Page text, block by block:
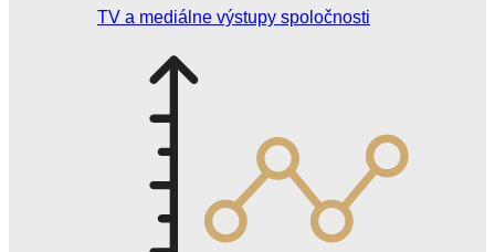
TV a mediálne výstupy spoločnosti